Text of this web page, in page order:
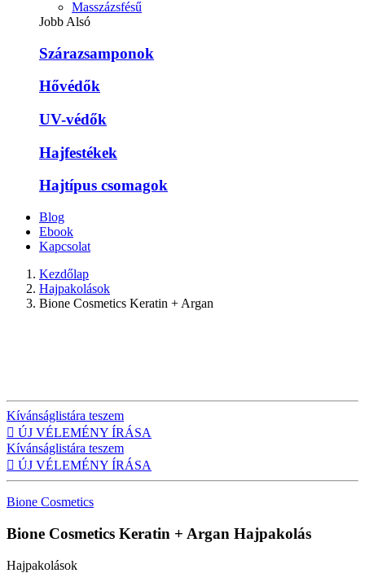
Masszázsfésű
Jobb Alsó
Szárazsamponok
Hővédők
UV-védők
Hajfestékek
Hajtípus csomagok
Blog
Ebook
Kapcsolat
Kezdőlap
Hajpakolások
Bione Cosmetics Keratin + Argan
Kívánságlistára teszem
 ÚJ VÉLEMÉNY ÍRÁSA
Kívánságlistára teszem
 ÚJ VÉLEMÉNY ÍRÁSA
Bione Cosmetics
Bione Cosmetics Keratin + Argan Hajpakolás
Hajpakolások